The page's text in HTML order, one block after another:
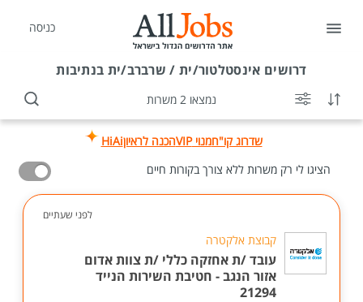
כניסה
דרושים אינסטלטור/ית / שרברב/ית בנתיבות
נמצאו 2 משרות
שדרוג קו"חמנוי VIP הכנה לראיוןHiAi
הציגו לי רק משרות ללא צורך בקורות חיים
לפני שעתיים
קבוצת אלקטרה
עובד /ת אחזקה כללי /ת צוות אדום
אזור הנגב - חטיבת השירות הנייד
21294